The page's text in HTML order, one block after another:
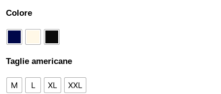
Colore
Taglie americane
M L XL XXL